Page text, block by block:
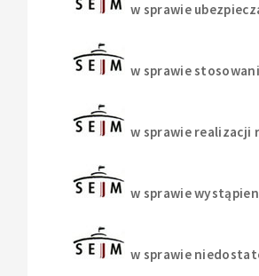
w sprawie
w sprawie
w sprawie realizacji
w sprawie
w sprawie